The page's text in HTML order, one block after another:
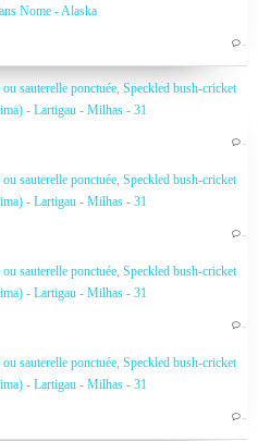
Nome - Alaska
…
sauterelle ponctuée, Speckled bush-cricket
- Lartigau - Milhas - 31
…
sauterelle ponctuée, Speckled bush-cricket
- Lartigau - Milhas - 31
…
sauterelle ponctuée, Speckled bush-cricket
- Lartigau - Milhas - 31
…
sauterelle ponctuée, Speckled bush-cricket
- Lartigau - Milhas - 31
…